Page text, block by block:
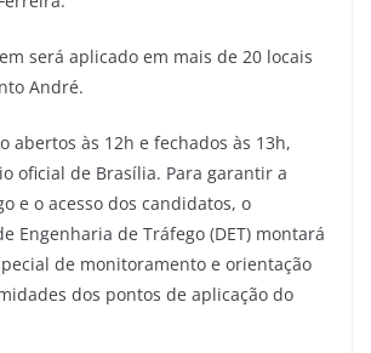
será aplicado em mais de 20 locais
André.
abertos às 12h e fechados às 13h,
oficial de Brasília. Para garantir a
e o acesso dos candidatos, o
Engenharia de Tráfego (DET) montará
de monitoramento e orientação
dos pontos de aplicação do